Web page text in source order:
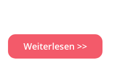
Weiterlesen >>